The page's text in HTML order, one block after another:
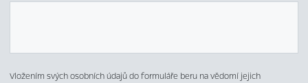
Vložením svých osobních údajů do formuláře beru na vědomí jejich